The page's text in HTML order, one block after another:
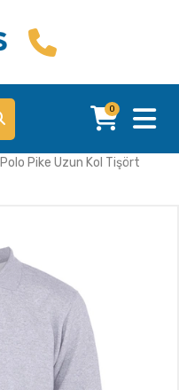
0
Polo Pike Uzun Kol Tişört